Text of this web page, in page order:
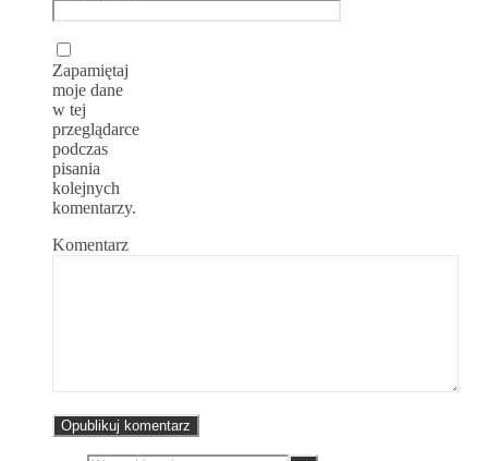
Zapamiętaj
moje dane
w tej
przeglądarce
podczas
pisania
kolejnych
komentarzy.
Komentarz